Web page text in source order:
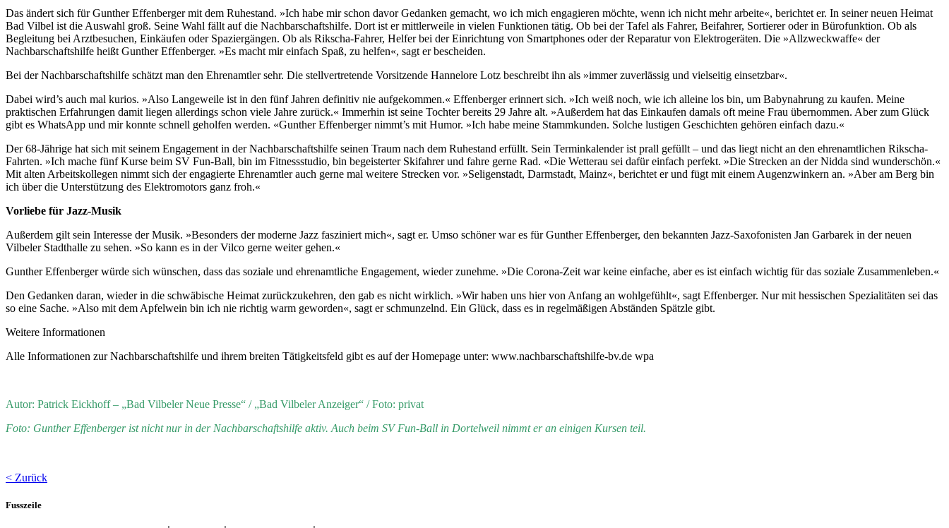
Das ändert sich für Gunther Effenberger mit dem Ruhestand. »Ich habe mir schon davor Gedanken gemacht, wo ich mich engagieren möchte, wenn ich nicht mehr arbeite«, berichtet er. In seiner neuen Heimat
Bad Vilbel ist die Auswahl groß. Seine Wahl fällt auf die Nachbarschaftshilfe. Dort ist er mittlerweile in vielen Funktionen tätig. Ob bei der Tafel als Fahrer, Beifahrer, Sortierer oder in Bürofunktion. Ob als
Begleitung bei Arztbesuchen, Einkäufen oder Spaziergängen. Ob als Rikscha-Fahrer, Helfer bei der Einrichtung von Smartphones oder der Reparatur von Elektrogeräten. Die »Allzweckwaffe« der
Nachbarschaftshilfe heißt Gunther Effenberger. »Es macht mir einfach Spaß, zu helfen«, sagt er bescheiden.
Bei der Nachbarschaftshilfe schätzt man den Ehrenamtler sehr. Die stellvertretende Vorsitzende Hannelore Lotz beschreibt ihn als »immer zuverlässig und vielseitig einsetzbar«.
Dabei wird’s auch mal kurios. »Also Langeweile ist in den fünf Jahren definitiv nie aufgekommen.« Effenberger erinnert sich. »Ich weiß noch, wie ich alleine los bin, um Babynahrung zu kaufen. Meine
praktischen Erfahrungen damit liegen allerdings schon viele Jahre zurück.« Immerhin ist seine Tochter bereits 29 Jahre alt. »Außerdem hat das Einkaufen damals oft meine Frau übernommen. Aber zum Glück
gibt es WhatsApp und mir konnte schnell geholfen werden. «Gunther Effenberger nimmt’s mit Humor. »Ich habe meine Stammkunden. Solche lustigen Geschichten gehören einfach dazu.«
Der 68-Jährige hat sich mit seinem Engagement in der Nachbarschaftshilfe seinen Traum nach dem Ruhestand erfüllt. Sein Terminkalender ist prall gefüllt – und das liegt nicht an den ehrenamtlichen Rikscha-
Fahrten. »Ich mache fünf Kurse beim SV Fun-Ball, bin im Fitnessstudio, bin begeisterter Skifahrer und fahre gerne Rad. «Die Wetterau sei dafür einfach perfekt. »Die Strecken an der Nidda sind wunderschön.«
Mit alten Arbeitskollegen nimmt sich der engagierte Ehrenamtler auch gerne mal weitere Strecken vor. »Seligenstadt, Darmstadt, Mainz«, berichtet er und fügt mit einem Augenzwinkern an. »Aber am Berg bin
ich über die Unterstützung des Elektromotors ganz froh.«
Vorliebe für Jazz-Musik
Außerdem gilt sein Interesse der Musik. »Besonders der moderne Jazz fasziniert mich«, sagt er. Umso schöner war es für Gunther Effenberger, den bekannten Jazz-Saxofonisten Jan Garbarek in der neuen
Vilbeler Stadthalle zu sehen. »So kann es in der Vilco gerne weiter gehen.«
Gunther Effenberger würde sich wünschen, dass das soziale und ehrenamtliche Engagement, wieder zunehme. »Die Corona-Zeit war keine einfache, aber es ist einfach wichtig für das soziale Zusammenleben.«
Den Gedanken daran, wieder in die schwäbische Heimat zurückzukehren, den gab es nicht wirklich. »Wir haben uns hier von Anfang an wohlgefühlt«, sagt Effenberger. Nur mit hessischen Spezialitäten sei das
so eine Sache. »Also mit dem Apfelwein bin ich nie richtig warm geworden«, sagt er schmunzelnd. Ein Glück, dass es in regelmäßigen Abständen Spätzle gibt.
Weitere Informationen
Alle Informationen zur Nachbarschaftshilfe und ihrem breiten Tätigkeitsfeld gibt es auf der Homepage unter: www.nachbarschaftshilfe-bv.de wpa
Autor: Patrick Eickhoff – „Bad Vilbeler Neue Presse“ / „Bad Vilbeler Anzeiger“ / Foto: privat
Foto: Gunther Effenberger ist nicht nur in der Nachbarschaftshilfe aktiv. Auch beim SV Fun-Ball in Dortelweil nimmt er an einigen Kursen teil.
< Zurück
Fusszeile